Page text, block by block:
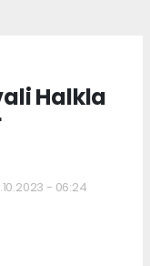
Halkla
- 06:24